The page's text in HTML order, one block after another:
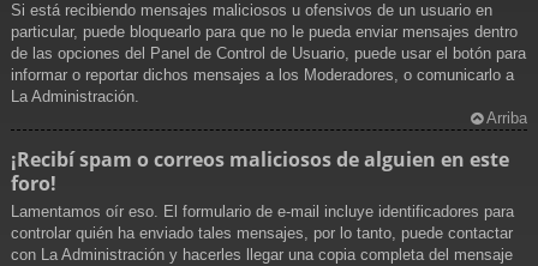
Si está recibiendo mensajes maliciosos u ofensivos de un usuario en
particular, puede bloquearlo para que no le pueda enviar mensajes dentro
de las opciones del Panel de Control de Usuario, puede usar el botón para
informar o reportar dichos mensajes a los Moderadores, o comunicarlo a
La Administración.
Arriba
¡Recibí spam o correos maliciosos de alguien en este
foro!
Lamentamos oír eso. El formulario de e-mail incluye identificadores para
controlar quién ha enviado tales mensajes, por lo tanto, puede contactar
con La Administración y hacerles llegar una copia completa del mensaje